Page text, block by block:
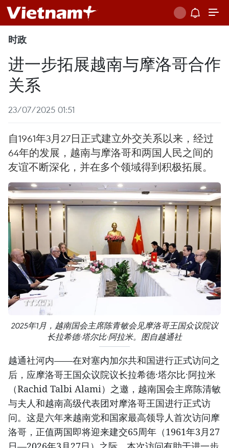
时政
进一步拓展越南与摩洛哥合作
关系
23/07/2025 01:51
自1961年3月27日正式建立外交关系以来，经过
64年的发展，越南与摩洛哥和两国人民之间的
友谊不断深化，并在多个领域得到积极拓展。
2025年1月，越南国会主席陈青敏会见摩洛哥王国众议院议
长拉希德·塔尔比·阿拉米。图自越通社
越通社河内——在对塞内加尔共和国进行正式访问之
后，应摩洛哥王国众议院议长拉希德·塔尔比·阿拉米
（Rachid Talbi Alami）之邀，越南国会主席陈清敏
与夫人和越南高级代表团对摩洛哥王国进行正式访
问。这是六年来越南党和国家最高领导人首次访问摩
洛哥，正值两国即将迎来建交65周年（1961年3月27